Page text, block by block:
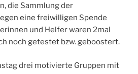
die Sammlung der
eine freiwilligen Spende
und Helfer waren 2mal
noch getestet bzw. geboostert.
drei motivierte Gruppen mit